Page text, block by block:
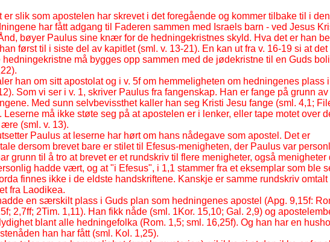
er slik som apostelen har skrevet i det foregående og kommer tilbake til i
har fått adgang til Faderen sammen med Israels barn - ved Jesus
bøyer Paulus sine knær for de hedningekristnes skyld. Hva det er han
først til i siste del av kapitlet (sml. v. 13-21). En kan ut fra v. 16-19 si at det
hedningekristne må bygges opp sammen med de jødekristne til en Guds
han om sitt apostolat og i v. 5f om hemmeligheten om hedningenes plass
Som vi ser i v. 1, skriver Paulus fra fangenskap. Han er fange på grunn av
Med sunn selvbevissthet kaller han seg Kristi Jesu fange (sml. 4,1;
Leserne må ikke støte seg på at apostelen er i lenker, eller tape motet over
(sml. v. 13).
Paulus at leserne har hørt om hans nådegave som apostel. Det er
dersom brevet bare er stilet til Efesus-menigheten, der Paulus var
grunn til å tro at brevet er et rundskriv til flere menigheter, også menigheter
hadde vært, og at "i Efesus", i 1,1 stammer fra et eksemplar som ble
finnes ikke i de eldste handskriftene. Kanskje er samme rundskriv omtalt
fra Laodikea.
en særskilt plass i Guds plan som hedningenes apostel (Apg. 9,15f:
2,7ff; 2Tim. 1,11). Han fikk nåde (sml. 1Kor. 15,10; Gal. 2,9) og
blant alle hedningefolka (Rom. 1,5; sml. 16,25f). Og han har en
han har fått (sml. Kol. 1,25).